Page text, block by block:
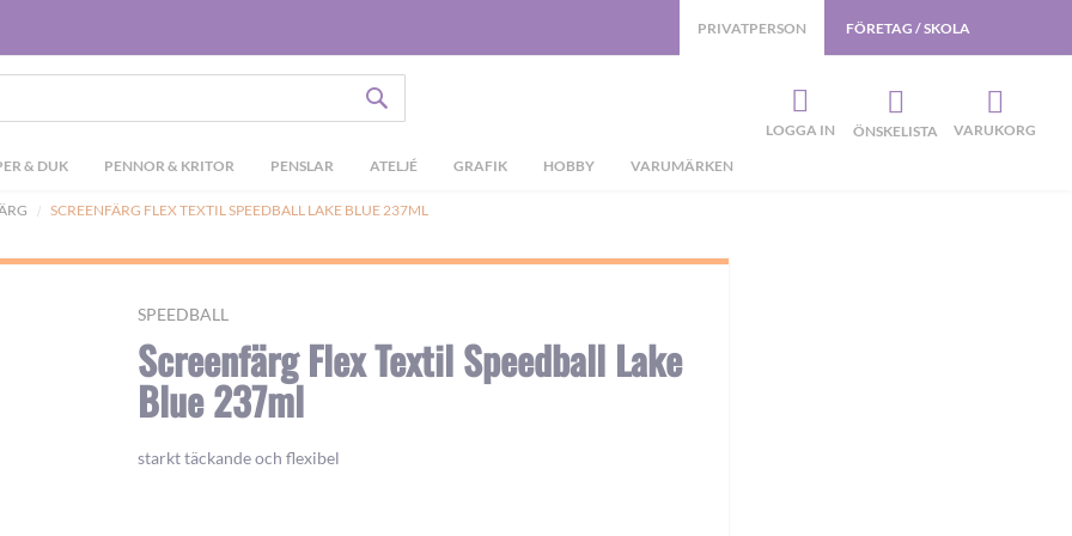
& DUK PENNOR & KRITOR PENSLAR ATELJÉ GRAFIK HOBBY VARUMÄRKEN
PRIVATPERSON FÖRETAG / SKOLA
LOGGA IN ÖNSKELISTA VARUKORG
SCREENFÄRG FLEX TEXTIL SPEEDBALL LAKE BLUE 237ML
SPEEDBALL
Screenfärg Flex Textil Speedball Lake
Blue 237ml
starkt täckande och flexibel